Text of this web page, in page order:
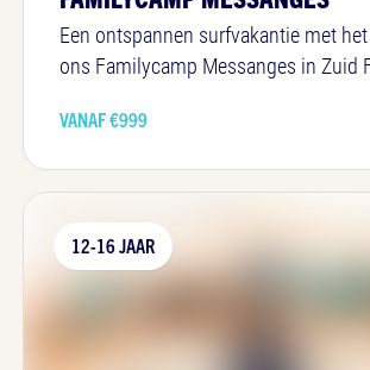
Een ontspannen surfvakantie met
ons Familycamp Messanges in Zuid
VANAF €999
12-16 JAAR